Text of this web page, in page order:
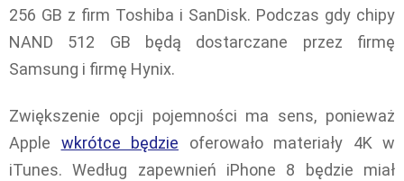
256 GB z firm Toshiba i SanDisk. Podczas gdy chipy
NAND 512 GB będą dostarczane przez firmę
Samsung i firmę Hynix.
Zwiększenie opcji pojemności ma sens, ponieważ
Apple wkrótce będzie oferowało materiały 4K w
iTunes. Według zapewnień iPhone 8 będzie miał